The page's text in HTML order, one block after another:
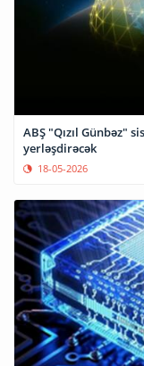
ABŞ "Qızıl Günbəz"
yerləşdirəcək
18-05-2026